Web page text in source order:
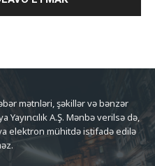
mətnləri, şəkillər və bənzər
A.Ş. Mənbə verilsə də,
elektron mühitdə istifadə edilə